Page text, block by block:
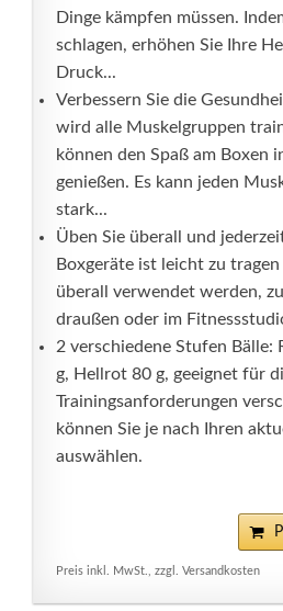
Dinge kämpfen müssen.
schlagen, erhöhen Sie Ihre
Druck...
Verbessern Sie die
wird alle Muskelgruppen
können den Spaß am Boxen
genießen. Es kann jeden
stark...
Üben Sie überall und
Boxgeräte ist leicht zu
überall verwendet werden,
draußen oder im
2 verschiedene Stufen Bälle:
g, Hellrot 80 g, geeignet für
Trainingsanforderungen
können Sie je nach Ihren
auswählen.
Preis inkl. MwSt., zzgl. Versandkosten